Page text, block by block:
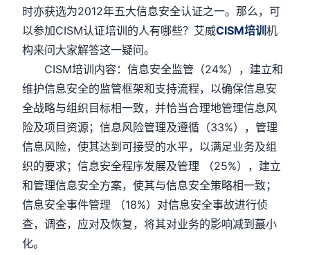
时亦获选为2012年五大信息安全认证之一。那么，可
以参加CISM认证培训的人有哪些？艾威CISM培训机
构来问大家解答这一疑问。
CISM培训内容：信息安全监管（24%），建立和
维护信息安全的监管框架和支持流程，以确保信息安
全战略与组织目标相一致，并恰当合理地管理信息风
险及项目资源；信息风险管理及遵循（33%），管理
信息风险，使其达到可接受的水平，以满足业务及组
织的要求；信息安全程序发展及管理 （25%），建立
和管理信息安全方案，使其与信息安全策略相一致；
信息安全事件管理 （18%）对信息安全事故进行侦
查，调查，应对及恢复，将其对业务的影响减到蕞小
化。